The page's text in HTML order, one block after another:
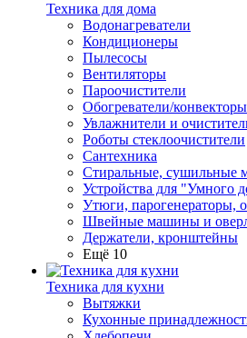
Техника для дома
Водонагреватели
Кондиционеры
Пылесосы
Вентиляторы
Пароочистители
Обогреватели/конвекторы
Увлажнители и
Роботы стеклоочистители
Сантехника
Стиральные, сушильные
Устройства для "Умного
Утюги, парогенераторы,
Швейные машины и
Держатели, кронштейны
Ещё 10
Техника для кухни
Вытяжки
Кухонные